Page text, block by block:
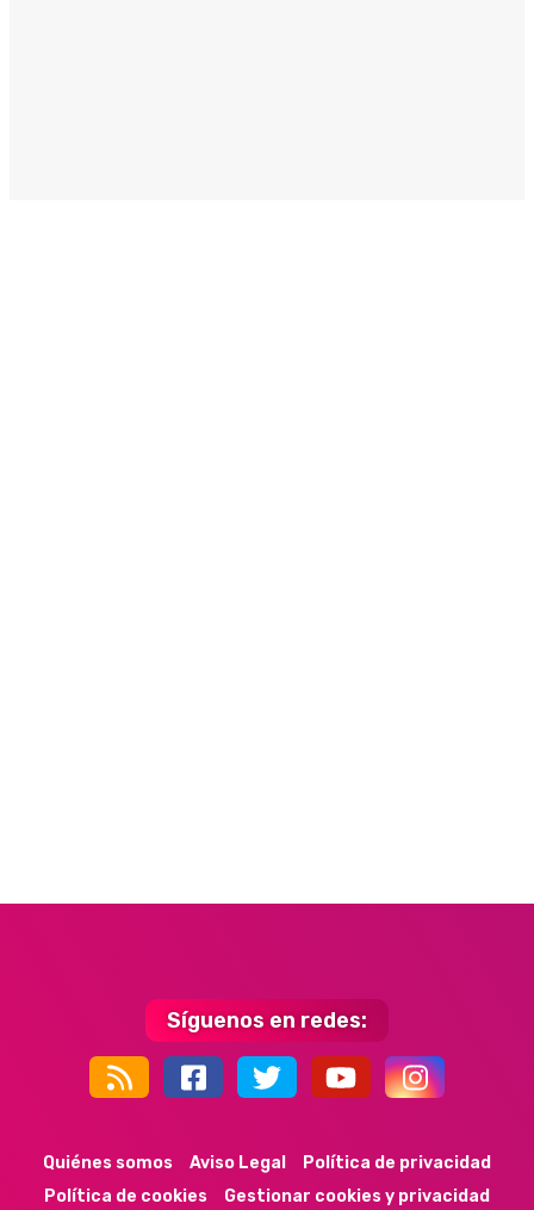
Síguenos en redes:
Quiénes somos Aviso Legal
Política de privacidad
Política de cookies
Gestionar cookies y privacidad